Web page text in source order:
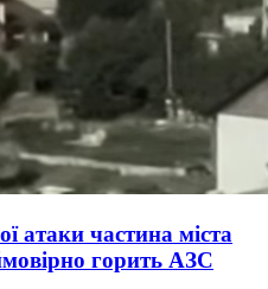
атаки частина міста
горить АЗС